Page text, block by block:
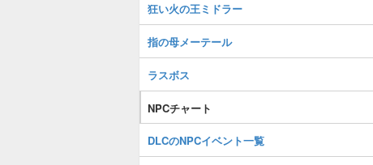
狂い火の王ミドラー
指の母メーテール
ラスボス
NPCチャート
DLCのNPCイベント一覧